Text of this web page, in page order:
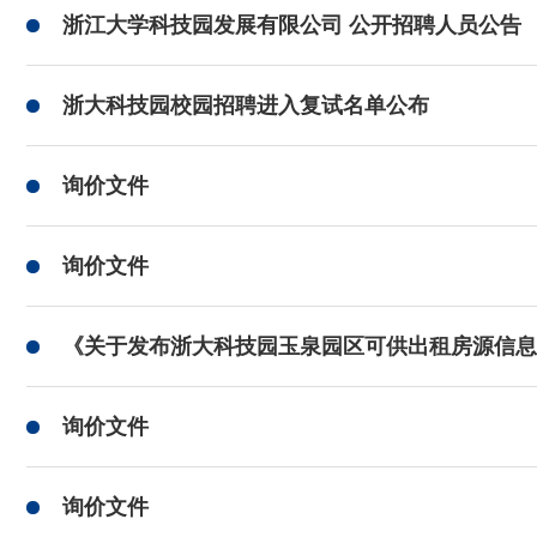
浙江大学科技园发展有限公司 公开招聘人员公告
浙大科技园校园招聘进入复试名单公布
询价文件
询价文件
《关于发布浙大科技园玉泉园区可供出租房源信
询价文件
询价文件